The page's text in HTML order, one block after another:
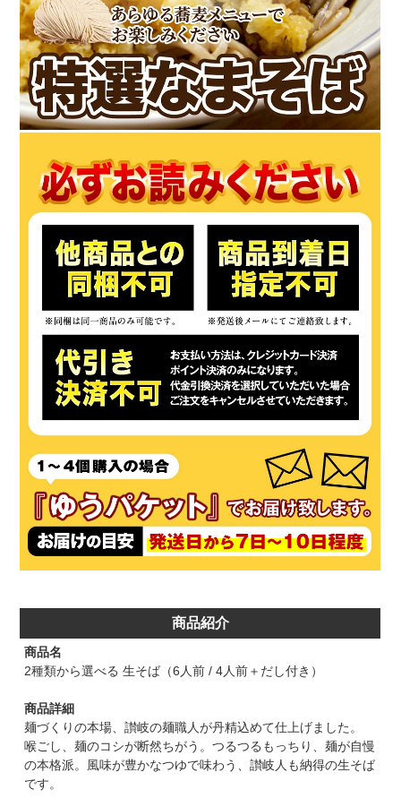
商品紹介
商品名
2種類から選べる 生そば（6人前 / 4人前＋だし付き）
商品詳細
麺づくりの本場、讃岐の麺職人が丹精込めて仕上げました。
喉ごし、麺のコシが断然ちがう。つるつるもっちり、麺が自慢
の本格派。風味が豊かなつゆで味わう、讃岐人も納得の生そば
です。